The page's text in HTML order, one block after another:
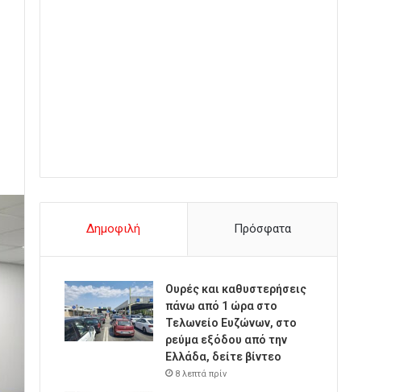
Δημοφιλή Πρόσφατα
Ουρές και καθυστερήσεις
πάνω από 1 ώρα στο
Τελωνείο Ευζώνων, στο
ρεύμα εξόδου από την
Ελλάδα, δείτε βίντεο
8 λεπτά πρίν